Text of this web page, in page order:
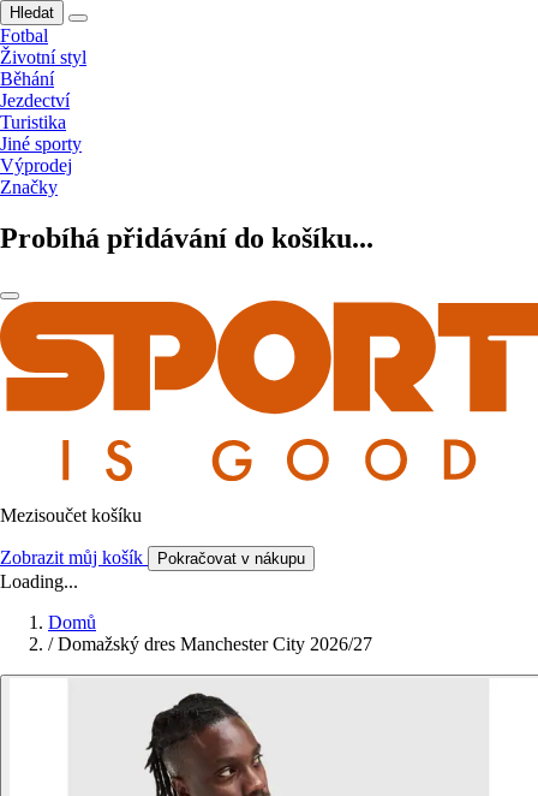
Hledat
Fotbal
Životní styl
Běhání
Jezdectví
Turistika
Jiné sporty
Výprodej
Značky
Probíhá přidávání do košíku...
Mezisoučet košíku
Zobrazit můj košík Pokračovat v nákupu
Loading...
Domů
/ Domažský dres Manchester City 2026/27